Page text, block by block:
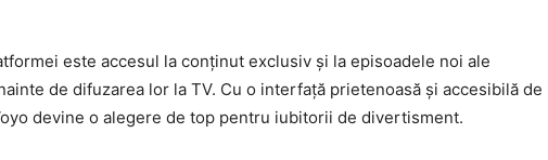
este accesul la conținut exclusiv și la episoadele noi ale
de difuzarea lor la TV. Cu o interfață prietenoasă și accesibilă de
devine o alegere de top pentru iubitorii de divertisment.